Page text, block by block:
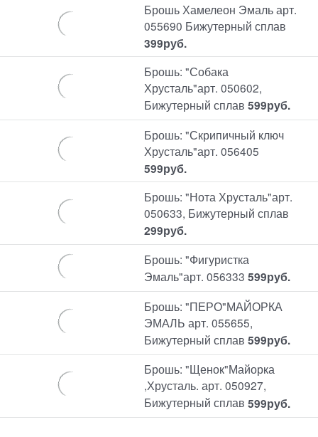
Брошь Хамелеон Эмаль арт.
055690 Бижутерный сплав
399руб.
Брошь: "Собака
Хрусталь"арт. 050602,
Бижутерный сплав 599руб.
Брошь: "Скрипичный ключ
Хрусталь"арт. 056405
599руб.
Брошь: "Нота Хрусталь"арт.
050633, Бижутерный сплав
299руб.
Брошь: "Фигуристка
Эмаль"арт. 056333 599руб.
Брошь: "ПЕРО"МАЙОРКА
ЭМАЛЬ арт. 055655,
Бижутерный сплав 599руб.
Брошь: "Щенок"Майорка
,Хрусталь. арт. 050927,
Бижутерный сплав 599руб.